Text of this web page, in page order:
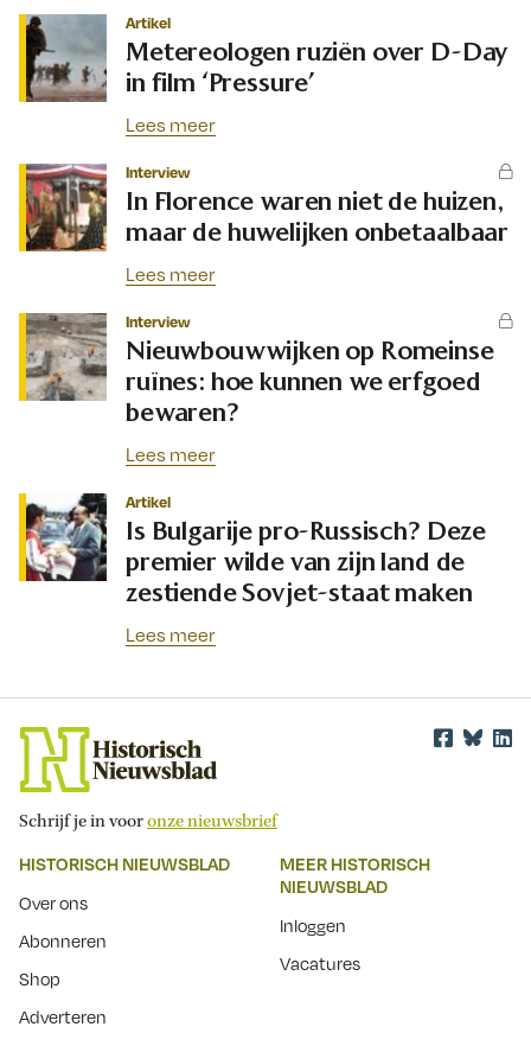
Artikel
Metereologen ruziën over D-Day
in film ‘Pressure’
Lees meer
Interview
In Florence waren niet de huizen,
maar de huwelijken onbetaalbaar
Lees meer
Interview
Nieuwbouwwijken op Romeinse
ruïnes: hoe kunnen we erfgoed
bewaren?
Lees meer
Artikel
Is Bulgarije pro-Russisch? Deze
premier wilde van zijn land de
zestiende Sovjet-staat maken
Lees meer
Schrijf je in vooronze nieuwsbrief
HISTORISCH NIEUWSBLAD
Over ons
Abonneren
Shop
Adverteren
MEER HISTORISCH
NIEUWSBLAD
Inloggen
Vacatures